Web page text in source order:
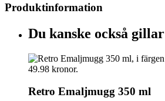
Produktinformation
Du kanske också gillar
Retro Emaljmugg 350 ml